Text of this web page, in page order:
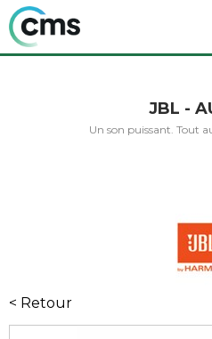
JBL -
Un son puissant. Tout
< Retour